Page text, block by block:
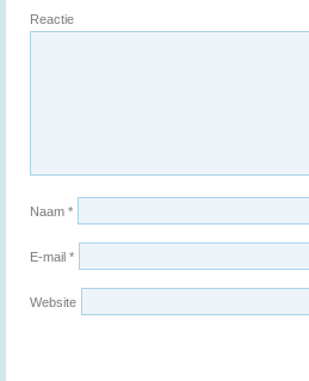
Reactie
Naam *
E-mail *
Website